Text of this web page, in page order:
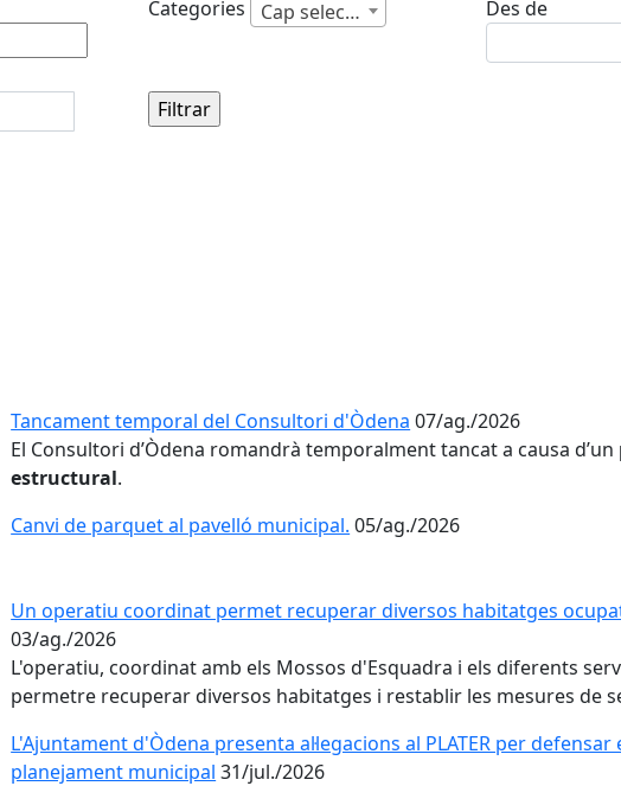
Categories Cap selecció Des de
Tancament temporal del Consultori d'Òdena 07/ag./2026
El Consultori d’Òdena romandrà temporalment tancat a causa d’un
estructural.
Canvi de parquet al pavelló municipal. 05/ag./2026
Un operatiu coordinat permet recuperar diversos habitatges
03/ag./2026
L'operatiu, coordinat amb els Mossos d'Esquadra i els diferents
permetre recuperar diversos habitatges i restablir les mesures de
L'Ajuntament d'Òdena presenta al·legacions al PLATER per
planejament municipal 31/jul./2026